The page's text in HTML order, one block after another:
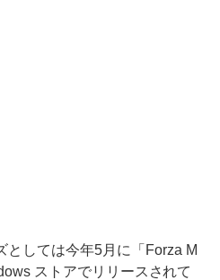
しては今年5月に「Forza M
ストアでリリースされて